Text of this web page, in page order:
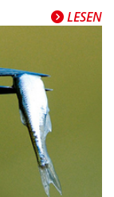
LESEN